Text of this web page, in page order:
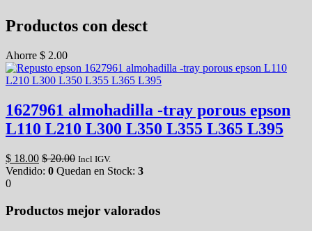
Productos con desct
Ahorre $ 2.00
1627961 almohadilla -tray porous epson
L110 L210 L300 L350 L355 L365 L395
$ 18.00 $20.00 Incl IGV.
Vendido: 0 Quedan en Stock: 3
0
Productos mejor valorados